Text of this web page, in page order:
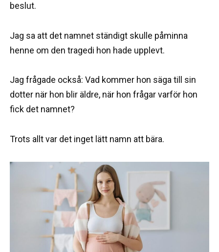
beslut.
Jag sa att det namnet ständigt skulle påminna
henne om den tragedi hon hade upplevt.
Jag frågade också: Vad kommer hon säga till sin
dotter när hon blir äldre, när hon frågar varför hon
fick det namnet?
Trots allt var det inget lätt namn att bära.